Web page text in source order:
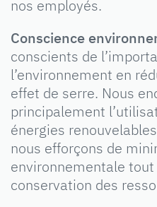
nos employés.
Conscience
conscients de
l’environnement en
effet de serre. Nous
principalement
énergies
nous efforçons de
environnementale
conservation des